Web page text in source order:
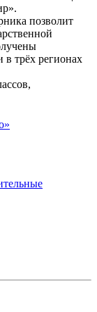
позволит
трёх регионах